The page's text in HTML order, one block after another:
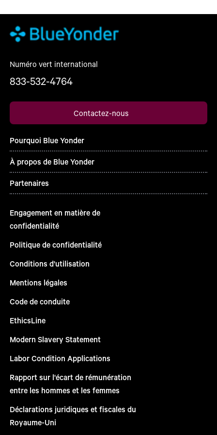
Numéro vert international
833-532-4764
Contactez-nous
Pourquoi Blue Yonder
À propos de Blue Yonder
Partenaires
Engagement en matière de
confidentialité
Politique de confidentialité
Conditions d'utilisation
Mentions légales
Code de conduite
EthicsLine
Modern Slavery Statement
Labor Condition Applications
Rapport sur l'écart de rémunération
entre les hommes et les femmes
Déclarations juridiques et fiscales du
Royaume-Uni